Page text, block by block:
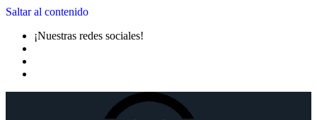
Saltar al contenido
¡Nuestras redes sociales!